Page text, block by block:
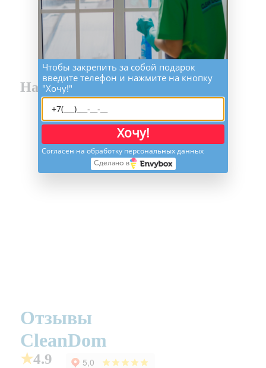
Наши благодарности
Отзывы
CleanDom
★4.9
Чтобы закрепить за собой подарок
введите телефон и нажмите на кнопку
"Хочу!"
Хочу!
Согласен на обработку персональных данных
Сделано в